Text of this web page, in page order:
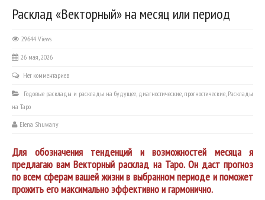
Расклад «Векторный» на месяц или период
29644 Views
26 мая, 2026
Нет комментариев
Годовые расклады и расклады на будущее, диагностические, прогностические, Расклады
на Таро
Elena Shuwany
Для обозначения тенденций и возможностей месяца я
предлагаю вам Векторный расклад на Таро. Он даст прогноз
по всем сферам вашей жизни в выбранном периоде и поможет
прожить его максимально эффективно и гармонично.